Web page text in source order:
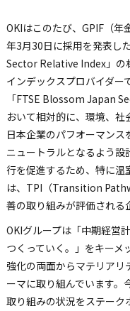
OKIはこのたび、GPIF（年
年3月30日に採用を発表し
Sector Relative Index」の
インデックスプロバイダー
「FTSE Blossom Japan
おいて相対的に、環境、社
日本企業のパフオーマンス
ニュートラルとなるよう
行を促進するため、特に温
は、TPI（Transition
善の取り組みが評価される
OKIグループは「中期経営
つくっていく。」をキーメ
強化の両面からマテリアリ
ーマに取り組んでいます。
取り組みの状況をステーク